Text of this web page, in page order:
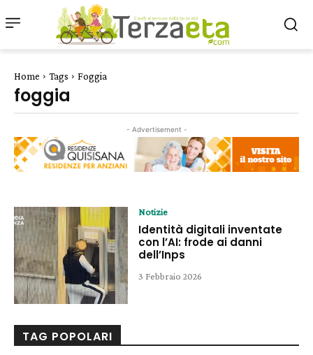
Home Tags Foggia
foggia
- Advertisement -
Notizie
Identità digitali inventate
con l’AI: frode ai danni
dell’Inps
3 Febbraio 2026
TAG POPOLARI